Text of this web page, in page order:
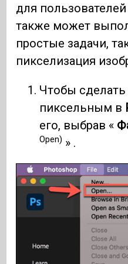
для
также может
простые задачи,
пикселизация
Чтобы
пиксельным в
его, выбрав «
Open) » .